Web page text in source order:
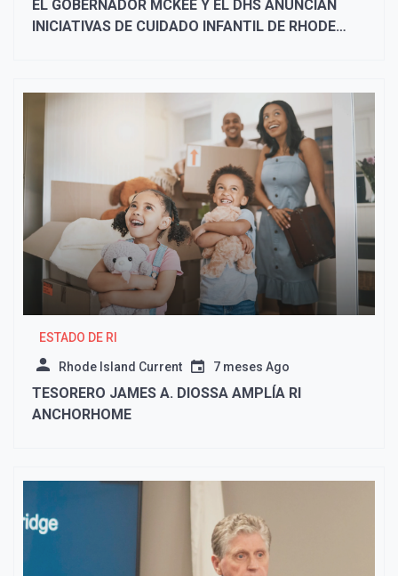
EL GOBERNADOR MCKEE Y EL DHS ANUNCIAN
INICIATIVAS DE CUIDADO INFANTIL DE RHODE
ESTADO DE RI
Rhode Island Current 7 meses Ago
TESORERO JAMES A. DIOSSA AMPLÍA RI
ANCHORHOME